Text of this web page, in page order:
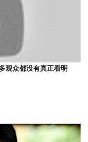
观众都没有真正看明